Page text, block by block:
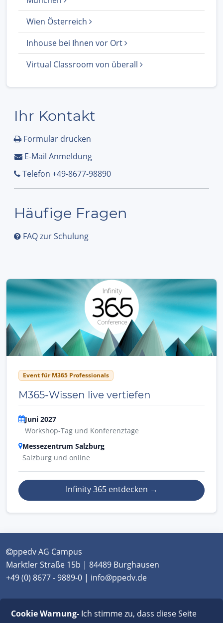
Wien Österreich
Inhouse bei Ihnen vor Ort
Virtual Classroom von überall
Ihr Kontakt
Formular drucken
E-Mail Anmeldung
Telefon +49-8677-98890
Häufige Fragen
FAQ zur Schulung
Event für M365 Professionals
M365-Wissen live vertiefen
Juni 2027
Workshop-Tag und Konferenztage
Messezentrum Salzburg
Salzburg und online
Infinity 365 entdecken →
ppedv AG Campus
Marktler Straße 15b | 84489 Burghausen
+49 (0) 8677 - 9889-0 | info@ppedv.de
Classroom
Cookie Warnung-Ich stimme zu, dass diese Seite